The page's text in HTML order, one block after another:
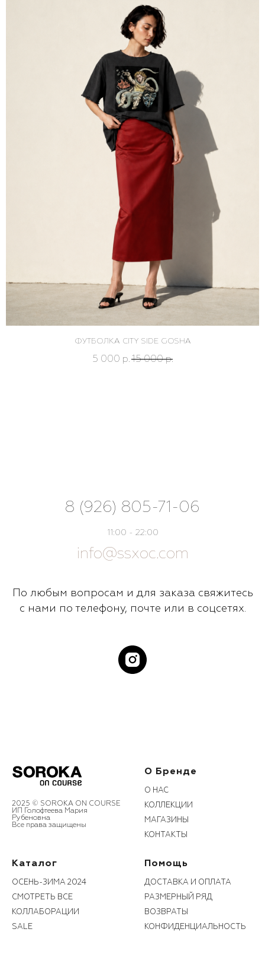
ФУТБОЛКА CITY SIDE GOSHA
5 000 р.15 000 р.
8 (926) 805-71-06
11:00 - 22:00
info@ssxoc.com
По любым вопросам и для заказа свяжитесь
с нами по телефону, почте или в соцсетях.
2025 © SOROKA ON COURSE
ИП Голофтеева Мария
Рубеновна
Все права защищены
О Бренде
О НАС
КОЛЛЕКЦИИ
МАГАЗИНЫ
КОНТАКТЫ
Каталог
ОСЕНЬ-ЗИМА 2024
СМОТРЕТЬ ВСЕ
КОЛЛАБОРАЦИИ
SALE
Помощь
ДОСТАВКА И ОПЛАТА
РАЗМЕРНЫЙ РЯД
ВОЗВРАТЫ
КОНФИДЕНЦИАЛЬНОСТЬ